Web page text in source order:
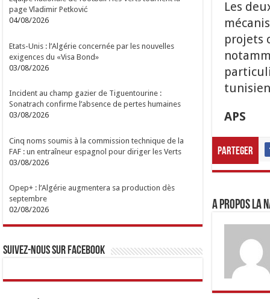
Les
projets
APS
Parteger
A propos LA
page Vladimir Petković
04/08/2026
Etats-Unis : l’Algérie concernée par les nouvelles
exigences du «Visa Bond»
03/08/2026
Incident au champ gazier de Tiguentourine :
Sonatrach confirme l’absence de pertes humaines
03/08/2026
Cinq noms soumis à la commission technique de la
FAF : un entraîneur espagnol pour diriger les Verts
03/08/2026
Opep+ : l’Algérie augmentera sa production dès
septembre
02/08/2026
Suivez-nous sur Facebook